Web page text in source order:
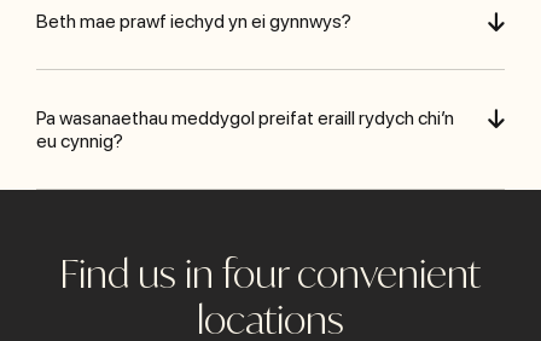
Beth mae prawf iechyd yn ei gynnwys?
Pa wasanaethau meddygol preifat eraill rydych chi’n
eu cynnig?
Find us in four convenient
locations